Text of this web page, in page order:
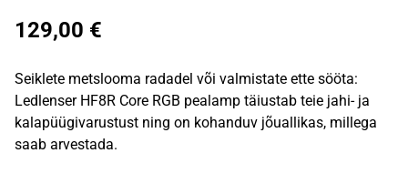
129,00 €
Seiklete metslooma radadel või valmistate ette sööta:
Ledlenser HF8R Core RGB pealamp täiustab teie jahi- ja
kalapüügivarustust ning on kohanduv jõuallikas, millega
saab arvestada.